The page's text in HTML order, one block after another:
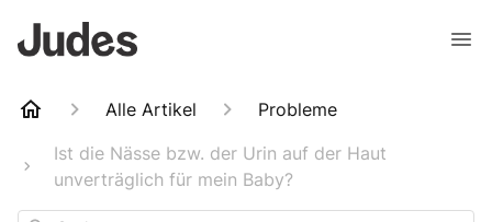
Alle Artikel
Probleme
Ist die Nässe bzw. der Urin auf der Haut
unverträglich für mein Baby?